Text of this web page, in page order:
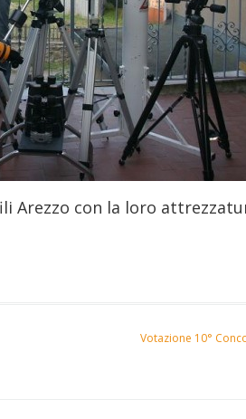
Arezzo con la loro
Votazione 10°